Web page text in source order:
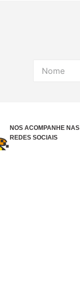
NOS ACOMPANHE NAS
REDES SOCIAIS